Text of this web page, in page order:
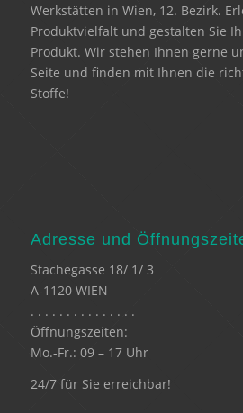
Werkstätten in Wien, 12. Bezirk.
Produktvielfalt und gestalten Sie
Produkt. Wir stehen Ihnen gerne
Seite und finden mit Ihnen die
Stoffe!
Adresse und
Stachegasse 18/ 1/ 3
A-1120 WIEN
. . . . . . . . . . . . . . .
Öffnungszeiten:
Mo.-Fr.: 09 – 17 Uhr
24/7 für Sie erreichbar!